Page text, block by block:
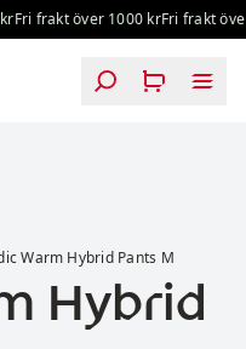
Fri frakt över 1000 krFri frakt över
Warm Hybrid Pants M
Hybrid